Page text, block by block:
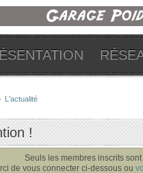
L'actualité
!
Seuls les membres inscrits
de vous connecter ci-dessous ou